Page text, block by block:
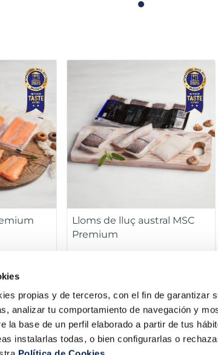
propias y de terceros, con el fin de garantizar
analizar tu comportamiento de navegación y
la base de un perfil elaborado a partir de tus
instalarlas todas, o bien configurarlas o
4u 400 g
Lloms de lluç austral MSC
Premium
Añadir